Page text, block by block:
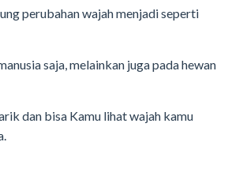
perubahan wajah menjadi seperti
saja, melainkan juga pada hewan
dan bisa Kamu lihat wajah kamu